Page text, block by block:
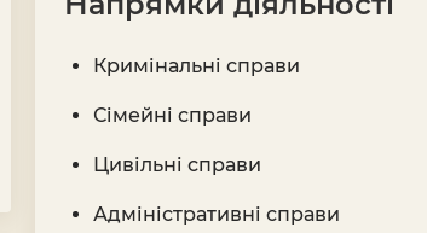
Кримінальні справи
Сімейні справи
Цивільні справи
Адміністративні справи